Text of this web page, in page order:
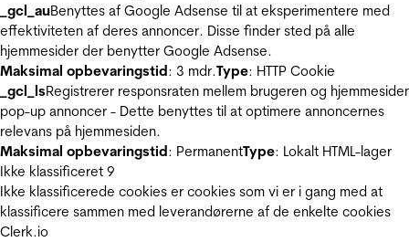
_gcl_auBenyttes af Google Adsense til at eksperimentere med
effektiviteten af deres annoncer. Disse finder sted på alle
hjemmesider der benytter Google Adsense.
Maksimal opbevaringstid: 3 mdr.Type: HTTP Cookie
_gcl_lsRegistrerer responsraten mellem brugeren og
pop-up annoncer - Dette benyttes til at optimere annoncernes
relevans på hjemmesiden.
Maksimal opbevaringstid: PermanentType: Lokalt HTML-lager
Ikke klassificeret 9
Ikke klassificerede cookies er cookies som vi er i gang med at
klassificere sammen med leverandørerne af de enkelte cookies
Clerk.io